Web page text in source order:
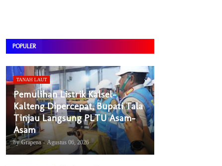
POPULER
TANAH LAUT
Pemulihan Listrik Kalsel-
Kalteng Dipercepat, Bupati Tala
Tinjau Langsung PLTU Asam-
Asam
by Grapena - Agustus 06, 2026